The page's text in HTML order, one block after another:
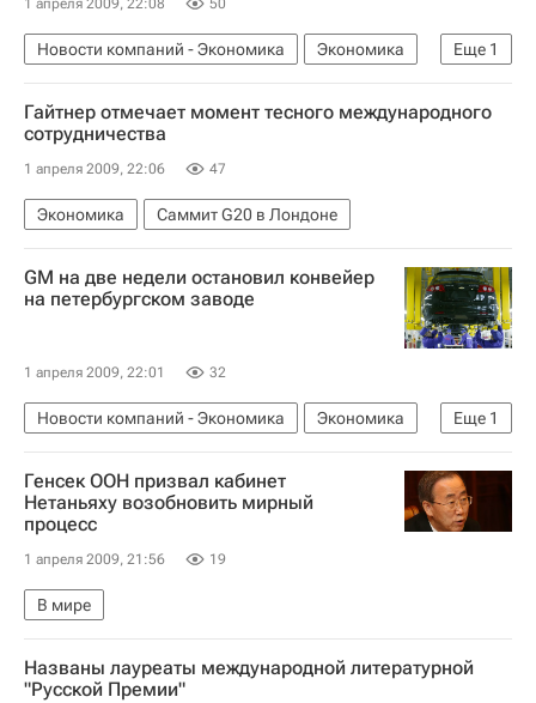
1 апреля 2009, 22:08 50
Еще 1
Новости компаний - Экономика
Экономика
Мировой автопром в условиях финансового кризиса
Гайтнер отмечает момент тесного международного
сотрудничества
1 апреля 2009, 22:06 47
Экономика Саммит G20 в Лондоне
GM на две недели остановил конвейер
на петербургском заводе
1 апреля 2009, 22:01 32
Еще 1
Новости компаний - Экономика
Экономика
Российский автопром в условиях финансового кризиса
Генсек ООН призвал кабинет
Нетаньяху возобновить мирный
процесс
1 апреля 2009, 21:56 19
В мире
Названы лауреаты международной литературной
"Русской Премии"